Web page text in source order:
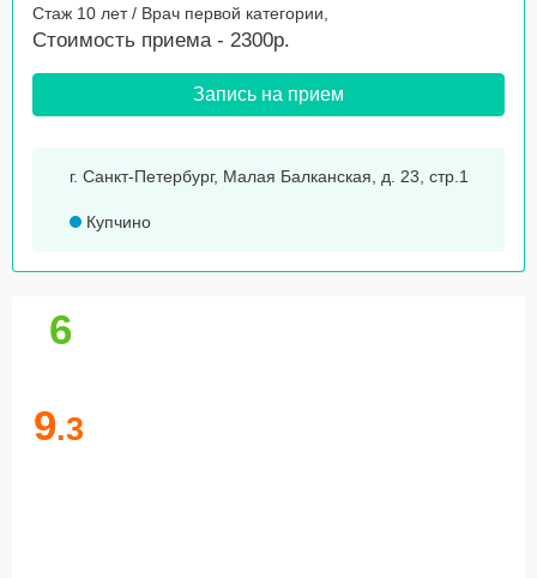
Стаж 10 лет / Врач первой категории,
Стоимость приема - 2300р.
Запись на прием
г. Санкт-Петербург, Малая Балканская, д. 23, стр.1
Купчино
6
9.3